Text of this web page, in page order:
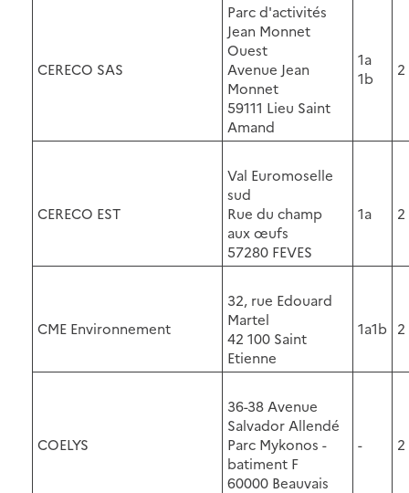
CERECO SAS
Parc d'activités
Jean Monnet
Ouest
Avenue Jean
Monnet
59111 Lieu Saint
Amand
1a
1b
2
CERECO EST
Val Euromoselle
sud
Rue du champ
aux œufs
57280 FEVES
1a 2
CME Environnement
32, rue Edouard
Martel
42 100 Saint
Etienne
1a1b 2
COELYS
36-38 Avenue
Salvador Allendé
Parc Mykonos -
batiment F
60000 Beauvais
- 2